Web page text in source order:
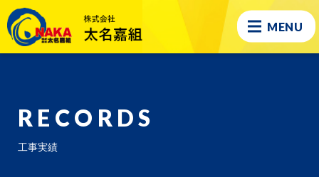
MENU
RECORDS
工事実績